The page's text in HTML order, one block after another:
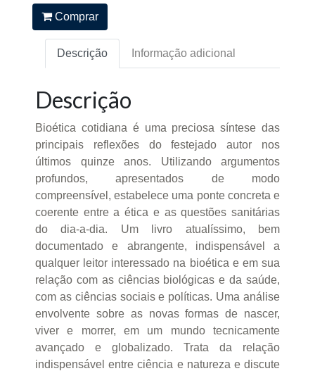
Comprar
Descrição Informação adicional
Descrição
Bioética cotidiana é uma preciosa síntese das
principais reflexões do festejado autor nos
últimos quinze anos. Utilizando argumentos
profundos, apresentados de modo
compreensível, estabelece uma ponte concreta e
coerente entre a ética e as questões sanitárias
do dia-a-dia. Um livro atualíssimo, bem
documentado e abrangente, indispensável a
qualquer leitor interessado na bioética e em sua
relação com as ciências biológicas e da saúde,
com as ciências sociais e políticas. Uma análise
envolvente sobre as novas formas de nascer,
viver e morrer, em um mundo tecnicamente
avançado e globalizado. Trata da relação
indispensável entre ciência e natureza e discute